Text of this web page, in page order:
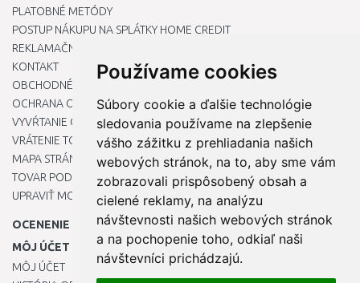
Používame cookies
Súbory cookie a ďalšie technológie
sledovania používame na zlepšenie
vášho zážitku z prehliadania našich
webových stránok, na to, aby sme vám
zobrazovali prispôsobený obsah a
cielené reklamy, na analýzu
návštevnosti našich webových stránok
a na pochopenie toho, odkiaľ naši
návštevníci prichádzajú.
PLATOBNÉ METÓDY
POSTUP NÁKUPU NA SPLÁTKY HOME CREDIT
REKLAMAČNÝ PORIADOK
KONTAKT
OBCHODNÉ PODMIENKY
OCHRANA OSOBNÝCH ÚDAJOV
VYVŔTANIE OTVORU DO DREZU PRE KUCHYNSKÚ BATÉRIU
VRÁTENIE TOVARU / REKLAMÁCIE
MAPA STRÁNOK
TOVAR PODĽA ZNAČIEK
UPRAVIŤ MOJE PREDVOĽBY COOKIES
OCENENIE
MÔJ ÚČET
MÔJ ÚČET